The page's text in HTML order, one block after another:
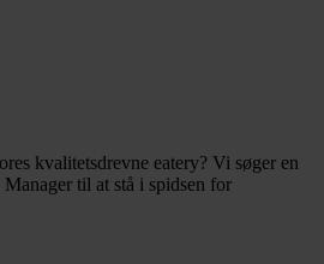
kvalitetsdrevne eatery? Vi søger en
til at stå i spidsen for